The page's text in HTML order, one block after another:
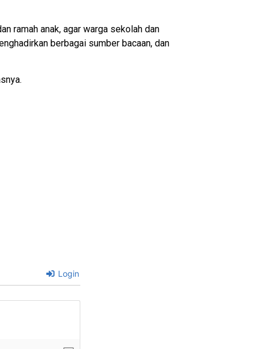
ramah anak, agar warga sekolah dan
berbagai sumber bacaan, dan
Login